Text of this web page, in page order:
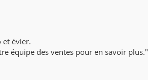
et évier.
équipe des ventes pour en savoir plus."